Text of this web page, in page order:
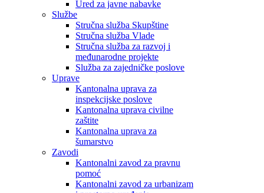
Ured za javne nabavke
Službe
Stručna služba Skupštine
Stručna služba Vlade
Stručna služba za razvoj i
međunarodne projekte
Služba za zajedničke poslove
Uprave
Kantonalna uprava za
inspekcijske poslove
Kantonalna uprava civilne
zaštite
Kantonalna uprava za
šumarstvo
Zavodi
Kantonalni zavod za pravnu
pomoć
Kantonalni zavod za urbanizam